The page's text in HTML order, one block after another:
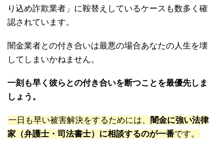
り込め詐欺業者」に鞍替えしているケースも数多く確
認されています。
闇金業者との付き合いは最悪の場合あなたの人生を壊
してしまいかねません。
一刻も早く彼らとの付き合いを断つことを最優先しま
しょう。
一日も早い被害解決をするためには、
闇金に強い法律
家（弁護士・司法書士）に相談するのが一番です。